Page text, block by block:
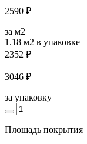
2590 ₽
за м2
1.18 м2 в упаковке
2352 ₽
3046 ₽
за упаковку
Площадь покрытия